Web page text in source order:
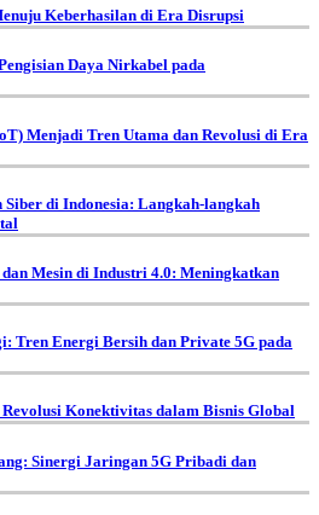
Keberhasilan di Era Disrupsi
Daya Nirkabel pada
Menjadi Tren Utama dan Revolusi di Era
Siber di Indonesia: Langkah-langkah
Mesin di Industri 4.0: Meningkatkan
Tren Energi Bersih dan Private 5G pada
Konektivitas dalam Bisnis Global
Sinergi Jaringan 5G Pribadi dan